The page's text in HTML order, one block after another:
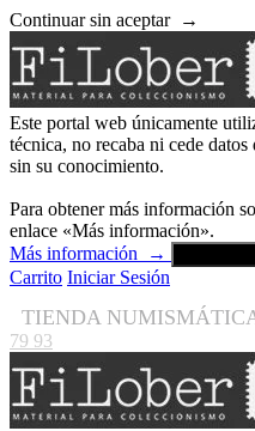
Continuar sin aceptar →
Este portal web únicamente
técnica, no recaba ni cede
sin su conocimiento.
Para obtener más información
enlace «Más información».
Más información
→
Carrito Iniciar Sesión
TIENDA
79 93